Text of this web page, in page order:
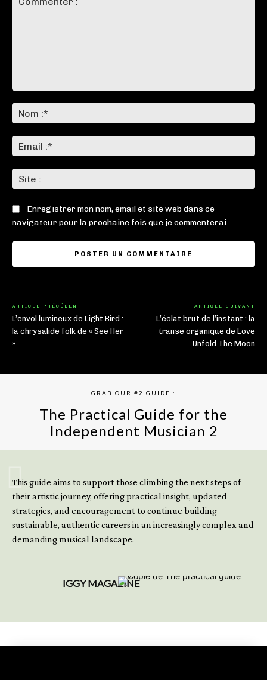
:*
:*
:
Enregistrer mon nom, email et site web dans ce
navigateur pour la prochaine fois que je commenterai.
ARTICLE PRÉCÉDENT
L’envol lumineux de Light Bird :
la chrysalide folk de « See Her
»
ARTICLE SUIVANT
L’éclat brut de l’instant : la
transe organique de Love
Unfold The Moon
GRAB OUR #2 GUIDE :
The Practical Guide for the
Independent Musician 2
This guide aims to support those climbing the next steps of
their artistic journey, offering practical insight, updated
strategies, and encouragement to continue building
sustainable, authentic careers in an increasingly complex and
demanding musical landscape.
IGGY MAGAZINE